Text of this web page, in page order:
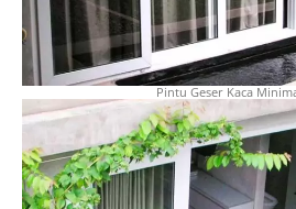
Pintu Geser Kaca